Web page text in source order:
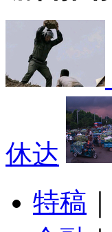
休达
特稿